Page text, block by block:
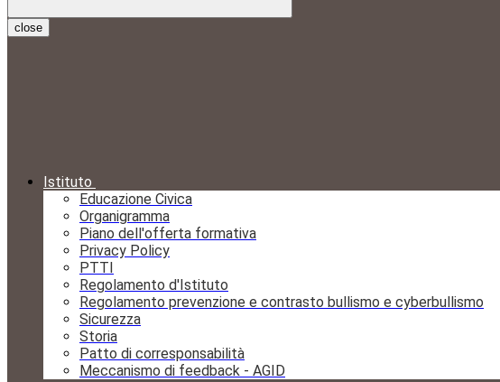
close
Istituto
Educazione Civica
Organigramma
Piano dell'offerta formativa
Privacy Policy
PTTI
Regolamento d'Istituto
Regolamento prevenzione e contrasto bullismo e cyberbullismo
Sicurezza
Storia
Patto di corresponsabilità
Meccanismo di feedback - AGID